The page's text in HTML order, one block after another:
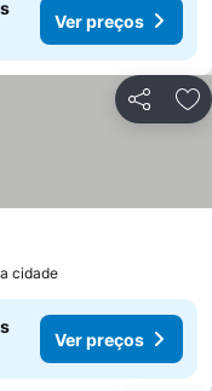
Ver preços
Partilhar
cidade
Ver preços